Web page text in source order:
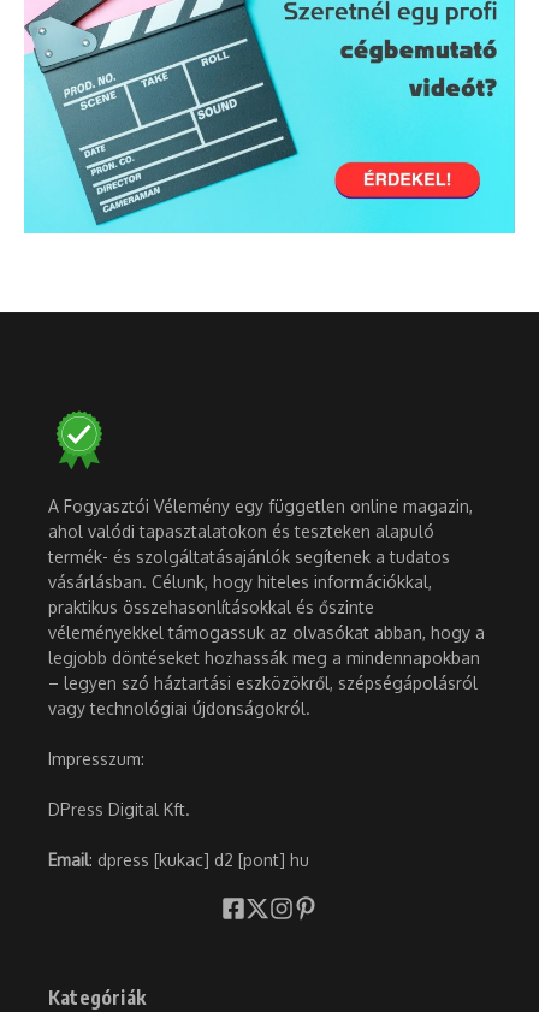
A Fogyasztói Vélemény egy független online magazin,
ahol valódi tapasztalatokon és teszteken alapuló
termék- és szolgáltatásajánlók segítenek a tudatos
vásárlásban. Célunk, hogy hiteles információkkal,
praktikus összehasonlításokkal és őszinte
véleményekkel támogassuk az olvasókat abban, hogy a
legjobb döntéseket hozhassák meg a mindennapokban
– legyen szó háztartási eszközökről, szépségápolásról
vagy technológiai újdonságokról.
Impresszum:
DPress Digital Kft.
Email: dpress [kukac] d2 [pont] hu
Kategóriák